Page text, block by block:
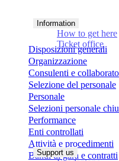
Information
How to get here
Ticket office
Support us
Disposizioni generali
Organizzazione
Consulenti e
Selezione del personale
Personale
Selezioni personale
Performance
Enti controllati
Attività e procedimenti
Bandi di gara e contratti